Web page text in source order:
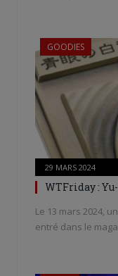
GOODIES
29 MARS 2024
WTFriday :
Le 13 mars 2024,
entré dans le